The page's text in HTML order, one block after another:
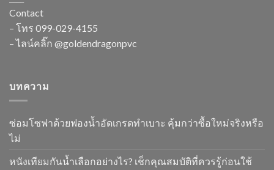
Contact
– โทร 099-029-4155
– ไลน์คลิ๊ก @goldendragonpvc
บทความ
ซ่อมโซฟาด้วยฟองน้ำอัดเกรดทำเบาะ คุ้มกว่าซื้อใหม่จริงหรือ
ไม่
หนังเทียมกันน้ำเลือกอย่างไร? เช็กคุณสมบัติที่ควรรู้ก่อนใช้